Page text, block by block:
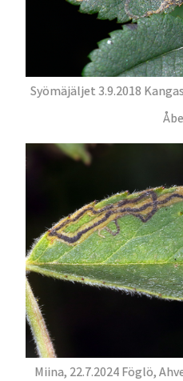
Syömäjäljet 3.9.2018
Miina, 22.7.2024 Föglö,